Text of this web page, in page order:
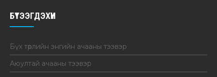
БҮТЭЭГДЭХҮҮН
Бүх төрлийн энгийн ачааны тээвэр
Аюултай ачааны тээвэр